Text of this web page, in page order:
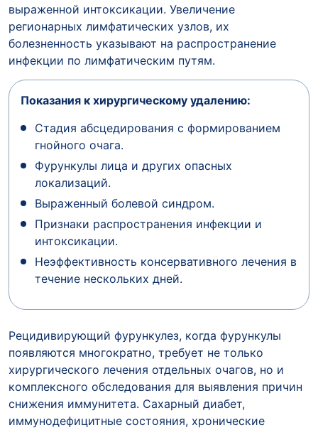
выраженной интоксикации. Увеличение
регионарных лимфатических узлов, их
болезненность указывают на распространение
инфекции по лимфатическим путям.
Показания к хирургическому удалению:
Стадия абсцедирования с формированием
гнойного очага.
Фурункулы лица и других опасных
локализаций.
Выраженный болевой синдром.
Признаки распространения инфекции и
интоксикации.
Неэффективность консервативного лечения в
течение нескольких дней.
Рецидивирующий фурункулез, когда фурункулы
появляются многократно, требует не только
хирургического лечения отдельных очагов, но и
комплексного обследования для выявления причин
снижения иммунитета. Сахарный диабет,
иммунодефицитные состояния, хронические